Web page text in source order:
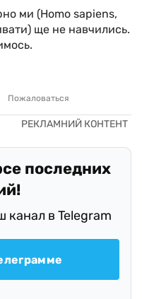
ми (Homo sapiens,
ще не навчились.
Пожаловаться
последних
канал в Telegram